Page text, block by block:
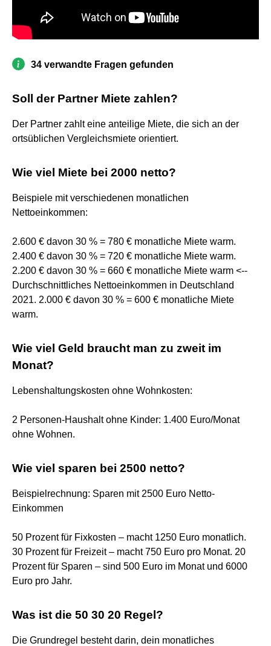
34 verwandte Fragen gefunden
Soll der Partner Miete zahlen?
Der Partner zahlt eine anteilige Miete, die sich an der
ortsüblichen Vergleichsmiete orientiert.
Wie viel Miete bei 2000 netto?
Beispiele mit verschiedenen monatlichen
Nettoeinkommen:
2.600 € davon 30 % = 780 € monatliche Miete warm.
2.400 € davon 30 % = 720 € monatliche Miete warm.
2.200 € davon 30 % = 660 € monatliche Miete warm <--
Durchschnittliches Nettoeinkommen in Deutschland
2021. 2.000 € davon 30 % = 600 € monatliche Miete
warm.
Wie viel Geld braucht man zu zweit im
Monat?
Lebenshaltungskosten ohne Wohnkosten:
2 Personen-Haushalt ohne Kinder: 1.400 Euro/Monat
ohne Wohnen.
Wie viel sparen bei 2500 netto?
Beispielrechnung: Sparen mit 2500 Euro Netto-
Einkommen
50 Prozent für Fixkosten – macht 1250 Euro monatlich.
30 Prozent für Freizeit – macht 750 Euro pro Monat. 20
Prozent für Sparen – sind 500 Euro im Monat und 6000
Euro pro Jahr.
Was ist die 50 30 20 Regel?
Die Grundregel besteht darin, dein monatliches